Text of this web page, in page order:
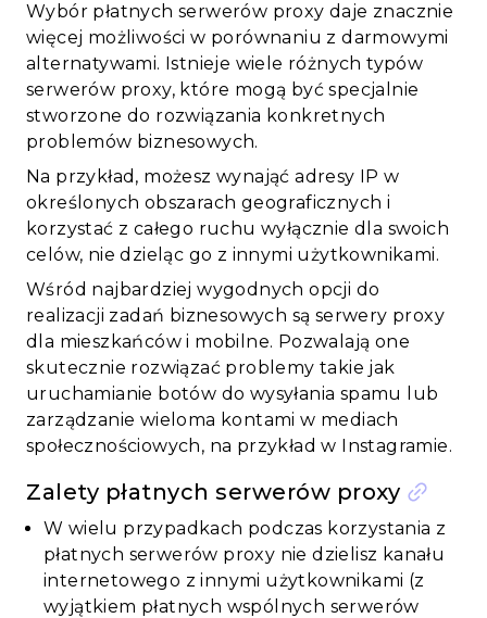
Wybór płatnych serwerów proxy daje znacznie
więcej możliwości w porównaniu z darmowymi
alternatywami. Istnieje wiele różnych typów
serwerów proxy, które mogą być specjalnie
stworzone do rozwiązania konkretnych
problemów biznesowych.
Na przykład, możesz wynająć adresy IP w
określonych obszarach geograficznych i
korzystać z całego ruchu wyłącznie dla swoich
celów, nie dzieląc go z innymi użytkownikami.
Wśród najbardziej wygodnych opcji do
realizacji zadań biznesowych są serwery proxy
dla mieszkańców i mobilne. Pozwalają one
skutecznie rozwiązać problemy takie jak
uruchamianie botów do wysyłania spamu lub
zarządzanie wieloma kontami w mediach
społecznościowych, na przykład w Instagramie.
Zalety płatnych serwerów proxy
W wielu przypadkach podczas korzystania z
płatnych serwerów proxy nie dzielisz kanału
internetowego z innymi użytkownikami (z
wyjątkiem płatnych wspólnych serwerów